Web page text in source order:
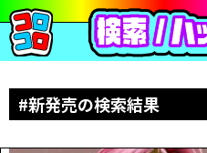
#新発売の検索結果